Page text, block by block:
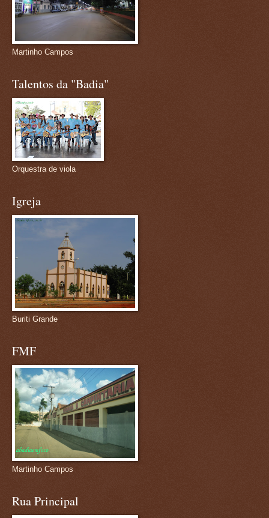
Martinho Campos
Talentos da "Badia"
Orquestra de viola
Igreja
Buriti Grande
FMF
Martinho Campos
Rua Principal